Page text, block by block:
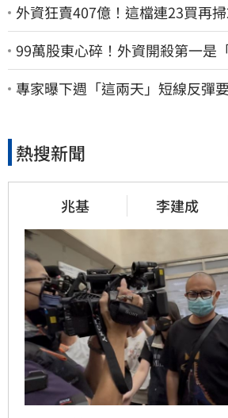
外資狂賣407億！這檔連23買再
99萬股東心碎！外資開殺第一是
股價重挫近5%
專家曝下週「這兩天」短線反彈
熱搜新聞
兆基 李建成